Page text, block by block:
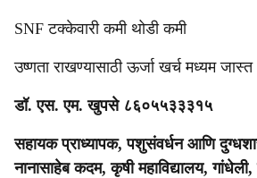
SNF टक्केवारी कमी थोडी कमी
उष्णता राखण्यासाठी ऊर्जा खर्च मध्यम जास्त
डॉ. एस. एम. खुपसे ८६०५५३३३१५
सहायक प्राध्यापक, पशुसंवर्धन आणि
नानासाहेब कदम, कृषी महाविद्यालय,